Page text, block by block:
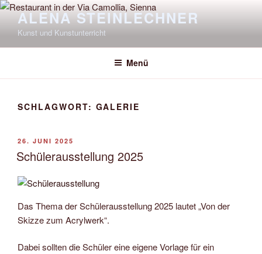
Zum
Inhalt
springen
ALENA STEINLECHNER
Kunst und Kunstunterricht
Menü
SCHLAGWORT: GALERIE
VERÖFFENTLICHT
AM
26. JUNI 2025
Schülerausstellung 2025
Das Thema der Schülerausstellung 2025 lautet „Von der
Skizze zum Acrylwerk“.
Dabei sollten die Schüler eine eigene Vorlage für ein